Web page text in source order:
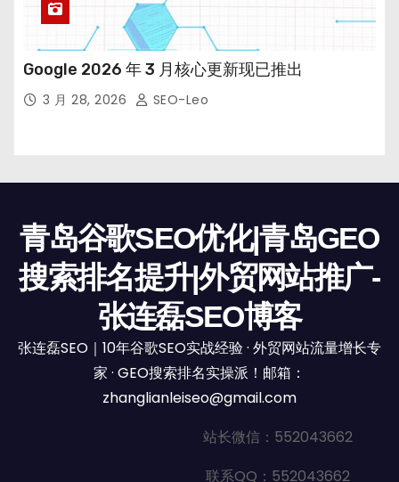
Google 2026 年 3 月核心更新现已推出
3 月 28, 2026 SEO-Leo
青岛谷歌SEO优化|青岛GEO
搜索排名提升|外贸网站推广-
张连磊SEO博客
张连磊SEO｜10年谷歌SEO实战经验 · 外贸网站流量增长专
家 · GEO搜索排名实操派！邮箱：
zhanglianleiseo@gmail.com
站长微信：552043662
联系QQ：552043662